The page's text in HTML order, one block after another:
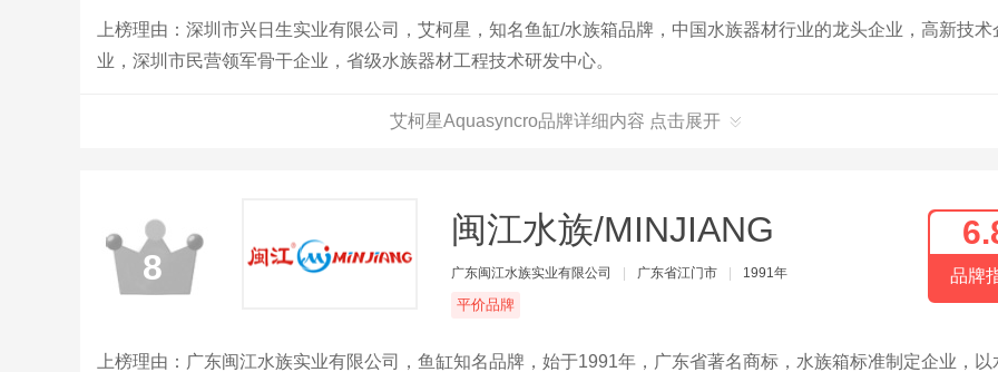
上榜理由：深圳市兴日生实业有限公司，艾柯星，知名鱼缸/水族箱品牌，中国水族器材行业的龙头企业，高新技术
业，深圳市民营领军骨干企业，省级水族器材工程技术研发中心。
艾柯星Aquasyncro品牌详细内容 点击展开
8
闽江水族/MINJIANG
广东闽江水族实业有限公司 广东省江门市 1991年
平价品牌
品牌
上榜理由：广东闽江水族实业有限公司，鱼缸知名品牌，始于1991年，广东省著名商标，水族箱标准制定企业，以